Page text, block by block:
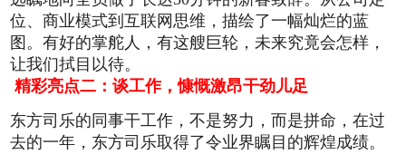
位、商业模式到互联网思维，描绘了一幅灿烂的蓝
图。有好的掌舵人，有这艘巨轮，未来究竟会怎样，
让我们拭目以待。
精彩亮点二：谈工作，慷慨激昂干劲儿足
东方司乐的同事干工作，不是努力，而是拼命，在过
去的一年，东方司乐取得了令业界瞩目的辉煌成绩。